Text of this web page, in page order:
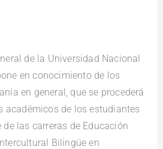
de la Universidad Nacional
en conocimiento de los
en general, que se procederá
académicos de los estudiantes
las carreras de Educación
Bilingüe en